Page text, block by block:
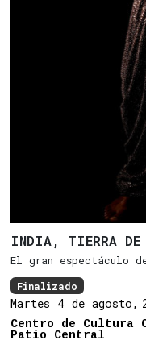
INDIA, TIERRA DE
El gran espectáculo
Finalizado
Martes 4 de agosto,
Centro de Cultura
Patio Central